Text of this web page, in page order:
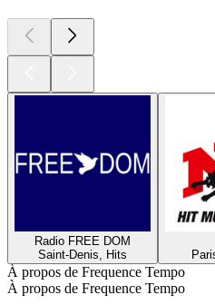
Radio FREE DOM
Saint-Denis, Hits
À propos de Frequence Tempo
À propos de Frequence Tempo